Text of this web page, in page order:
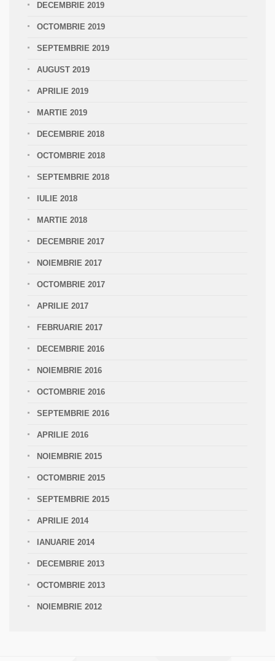
DECEMBRIE 2019
OCTOMBRIE 2019
SEPTEMBRIE 2019
AUGUST 2019
APRILIE 2019
MARTIE 2019
DECEMBRIE 2018
OCTOMBRIE 2018
SEPTEMBRIE 2018
IULIE 2018
MARTIE 2018
DECEMBRIE 2017
NOIEMBRIE 2017
OCTOMBRIE 2017
APRILIE 2017
FEBRUARIE 2017
DECEMBRIE 2016
NOIEMBRIE 2016
OCTOMBRIE 2016
SEPTEMBRIE 2016
APRILIE 2016
NOIEMBRIE 2015
OCTOMBRIE 2015
SEPTEMBRIE 2015
APRILIE 2014
IANUARIE 2014
DECEMBRIE 2013
OCTOMBRIE 2013
NOIEMBRIE 2012